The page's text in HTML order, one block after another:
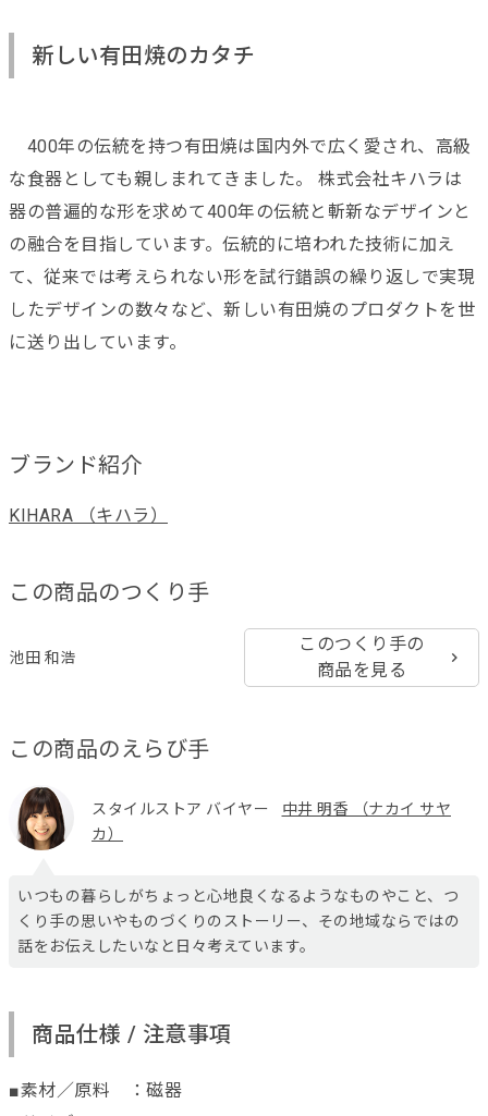
新しい有田焼のカタチ
400年の伝統を持つ有田焼は国内外で広く愛され、高級
な食器としても親しまれてきました。 株式会社キハラは
器の普遍的な形を求めて400年の伝統と斬新なデザインと
の融合を目指しています。伝統的に培われた技術に加え
て、従来では考えられない形を試行錯誤の繰り返しで実現
したデザインの数々など、新しい有田焼のプロダクトを世
に送り出しています。
ブランド紹介
KIHARA （キハラ）
この商品のつくり手
池田 和浩
このつくり手の
商品を見る
この商品のえらび手
スタイルストア バイヤー
中井 明香 （ナカイ サヤ
カ）
いつもの暮らしがちょっと心地良くなるようなものやこと、つ
くり手の思いやものづくりのストーリー、その地域ならではの
話をお伝えしたいなと日々考えています。
商品仕様 / 注意事項
■素材／原料 ：磁器